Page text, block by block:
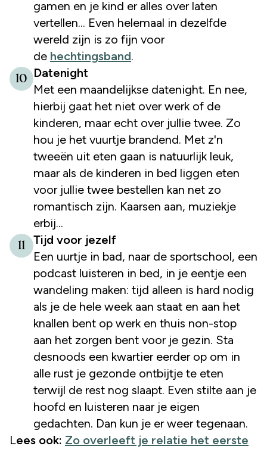
gamen en je kind er alles over laten
vertellen... Even helemaal in dezelfde
wereld zijn is zo fijn voor
de hechtingsband.
10
Datenight
Met een maandelijkse datenight. En nee,
hierbij gaat het niet over werk of de
kinderen, maar echt over jullie twee. Zo
hou je het vuurtje brandend. Met z'n
tweeën uit eten gaan is natuurlijk leuk,
maar als de kinderen in bed liggen eten
voor jullie twee bestellen kan net zo
romantisch zijn. Kaarsen aan, muziekje
erbij...
11
Tijd voor jezelf
Een uurtje in bad, naar de sportschool, een
podcast luisteren in bed, in je eentje een
wandeling maken: tijd alleen is hard nodig
als je de hele week aan staat en aan het
knallen bent op werk en thuis non-stop
aan het zorgen bent voor je gezin. Sta
desnoods een kwartier eerder op om in
alle rust je gezonde ontbijtje te eten
terwijl de rest nog slaapt. Even stilte aan je
hoofd en luisteren naar je eigen
gedachten. Dan kun je er weer tegenaan.
Lees ook: Zo overleeft je relatie het eerste